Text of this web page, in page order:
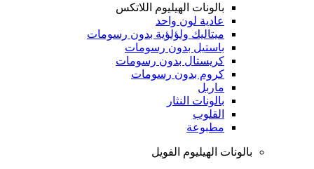
بالونات الهيليوم اللاتكس
عادية لون واحد
ميتاليك ولؤلؤية بدون رسومات
باستيل بدون رسومات
كريستال بدون رسومات
كروم بدون رسومات
ماربل
بالونات النثار
القلوب
مطبوعة
بالونات الهيليوم الفويل